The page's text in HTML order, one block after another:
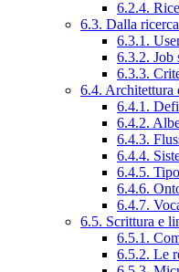
6.2.4.
6.3. Dalla
6.3.1.
6.3.2. Job
6.3.3.
6.4. Architettura
6.4.1.
6.4.2.
6.4.3.
6.4.4.
6.4.5.
6.4.6.
6.4.7.
6.5. Scrittura e
6.5.1.
6.5.2. Le